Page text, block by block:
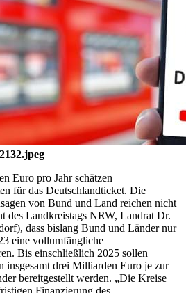
Euro pro Jahr schätzen
für das Deutschlandticket. Die
von Bund und Land reichen nicht
des Landkreistags NRW, Landrat Dr.
dass bislang Bund und Länder nur
eine vollumfängliche
Bis einschließlich 2025 sollen
drei Milliarden Euro je zur
bereitgestellt werden. „Die Kreise